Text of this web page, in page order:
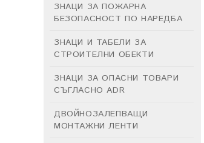
ЗНАЦИ ЗА ПОЖАРНА
БЕЗОПАСНОСТ ПО НАРЕДБА
ЗНАЦИ И ТАБЕЛИ ЗА
СТРОИТЕЛНИ ОБЕКТИ
ЗНАЦИ ЗА ОПАСНИ ТОВАРИ
СЪГЛАСНО ADR
ДВОЙНОЗАЛЕПВАЩИ
МОНТАЖНИ ЛЕНТИ